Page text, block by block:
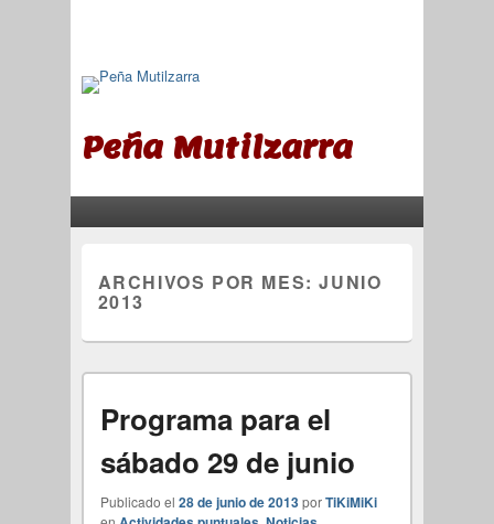
Peña Mutilzarra
ARCHIVOS POR MES:JUNIO
2013
Programa para el
sábado 29 de junio
Publicado el 28 de junio de 2013porTiKiMiKi